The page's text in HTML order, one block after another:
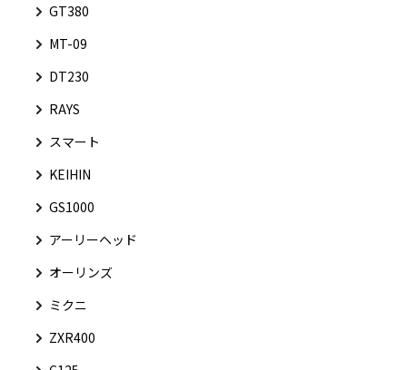
GT380
MT-09
DT230
RAYS
スマート
KEIHIN
GS1000
アーリーヘッド
オーリンズ
ミクニ
ZXR400